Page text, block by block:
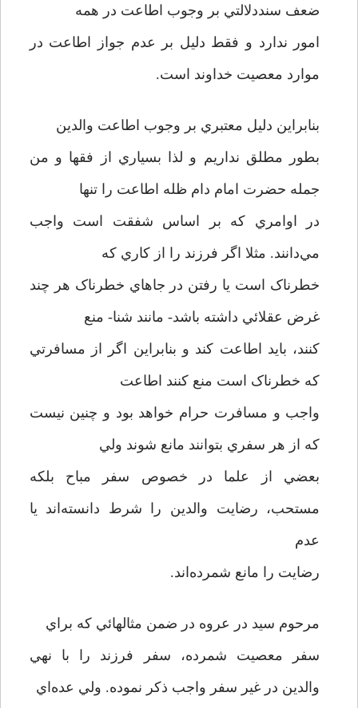
ضعف سنددلالتي بر وجوب اطاعت در همه
امور ندارد و فقط دليل بر عدم جواز اطاعت در
موارد معصيت خداوند است.
بنابراين دليل معتبري بر وجوب اطاعت والدين
بطور مطلق نداريم و لذا بسياري از فقها و من
جمله حضرت امام دام ظله اطاعت را تنها
در اوامري که بر اساس شفقت است واجب
مي‌دانند. مثلا اگر فرزند را از کاري که
خطرناک است يا رفتن در جاهاي خطرناک هر چند
غرض عقلائي داشته باشد- مانند شنا- منع
کنند، بايد اطاعت کند و بنابراين اگر از مسافرتي
که خطرناک است منع کنند اطاعت
واجب و مسافرت حرام خواهد بود و چنين نيست
که از هر سفري بتوانند مانع شوند ولي
بعضي از علما در خصوص سفر مباح بلکه
مستحب، رضايت والدين را شرط دانسته‌اند يا
عدم
رضايت را مانع شمرده‌اند.
مرحوم سيد در عروه در ضمن مثالهائي که براي
سفر معصيت شمرده، سفر فرزند را با نهي
والدين در غير سفر واجب ذکر نموده. ولي عده‌اي